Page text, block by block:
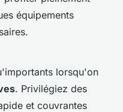
équipements
lorsqu'on
. Privilégiez des
et couvrantes